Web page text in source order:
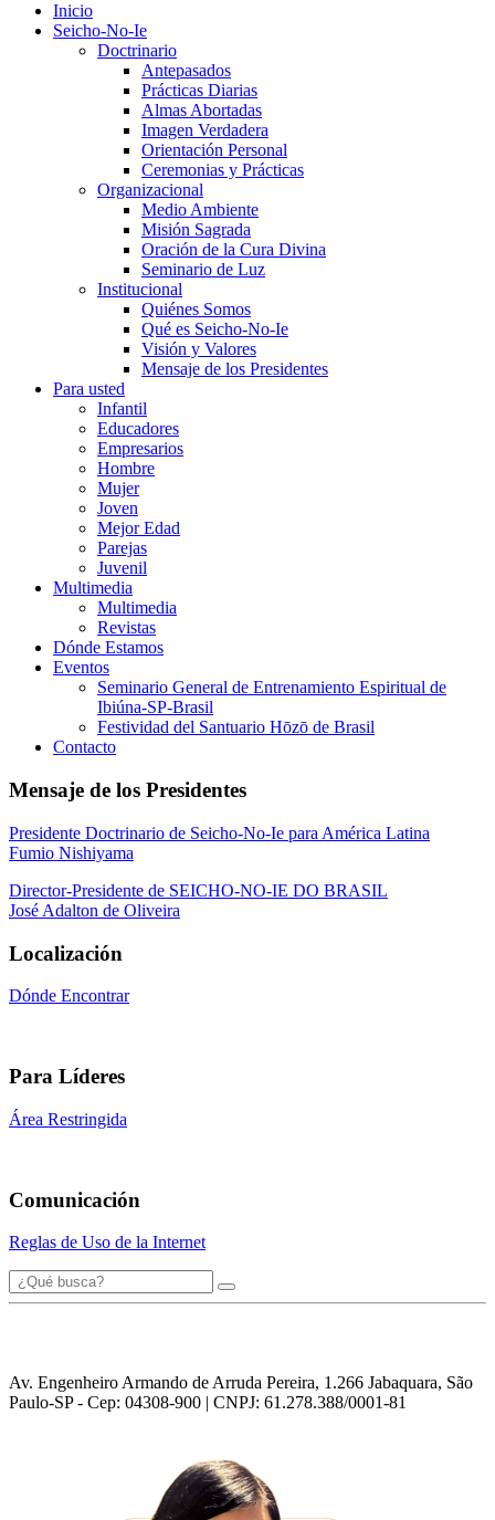
Inicio
Seicho-No-Ie
Doctrinario
Antepasados
Prácticas Diarias
Almas Abortadas
Imagen Verdadera
Orientación Personal
Ceremonias y Prácticas
Organizacional
Medio Ambiente
Misión Sagrada
Oración de la Cura Divina
Seminario de Luz
Institucional
Quiénes Somos
Qué es Seicho-No-Ie
Visión y Valores
Mensaje de los Presidentes
Para usted
Infantil
Educadores
Empresarios
Hombre
Mujer
Joven
Mejor Edad
Parejas
Juvenil
Multimedia
Multimedia
Revistas
Dónde Estamos
Eventos
Seminario General de Entrenamiento Espiritual de
Ibiúna-SP-Brasil
Festividad del Santuario Hōzō de Brasil
Contacto
Mensaje de los Presidentes
Presidente Doctrinario de Seicho-No-Ie para América Latina
Fumio Nishiyama
Director-Presidente de SEICHO-NO-IE DO BRASIL
José Adalton de Oliveira
Localización
Dónde Encontrar
Para Líderes
Área Restringida
Comunicación
Reglas de Uso de la Internet
Av. Engenheiro Armando de Arruda Pereira, 1.266 Jabaquara, São
Paulo-SP - Cep: 04308-900 | CNPJ: 61.278.388/0001-81